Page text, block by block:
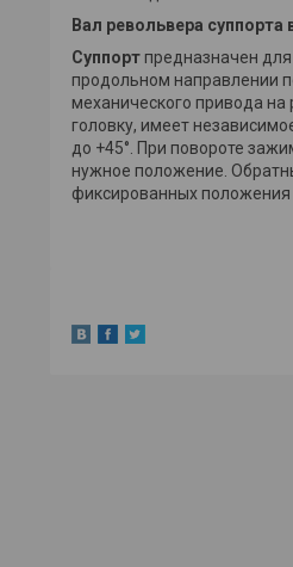
Вал револьвера суппорта
Суппортпредназначен
продольном направлении
механичеcкого привода на
головку, имеет
до +45°. При повороте
нужное положение.
фиксированных